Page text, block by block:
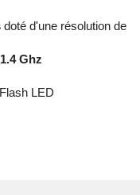
doté d'une résolution de
1.4 Ghz
LED